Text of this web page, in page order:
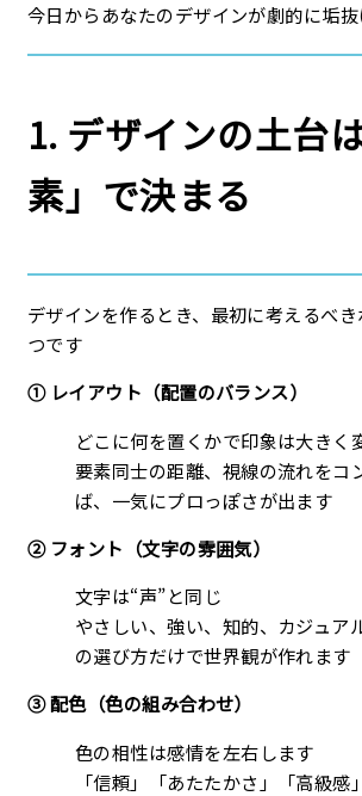
今日からあなたのデザインが劇的に垢
1. デザインの土台
素」で決まる
デザインを作るとき、最初に考えるべ
つです
① レイアウト（配置のバランス）
どこに何を置くかで印象は大きく
要素同士の距離、視線の流れをコ
ば、一気にプロっぽさが出ます
② フォント（文字の雰囲気）
文字は“声”と同じ
やさしい、強い、知的、カジュア
の選び方だけで世界観が作れます
③ 配色（色の組み合わせ）
色の相性は感情を左右します
「信頼」「あたたかさ」「高級感